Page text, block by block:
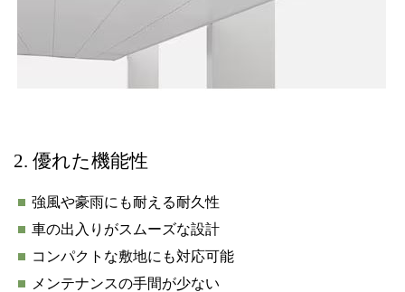
2. 優れた機能性
強風や豪雨にも耐える耐久性
車の出入りがスムーズな設計
コンパクトな敷地にも対応可能
メンテナンスの手間が少ない